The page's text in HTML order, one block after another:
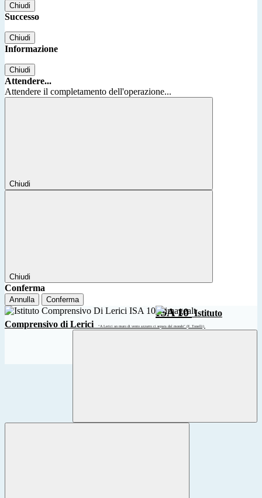
Chiudi
Successo
Chiudi
Informazione
Chiudi
Attendere...
Attendere il completamento dell'operazione...
Chiudi
Chiudi
Conferma
Annulla Conferma
ISA 10 Istituto
Comprensivo di Lerici
“A Lerici un muro di vento azzurro ci separa dal mondo” (F. Tonelli)